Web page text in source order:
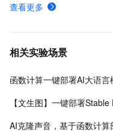
查看更多
相关实验场景
函数计算一键部署AI大语
【文生图】一键部署
AI克隆声音，基于函数计